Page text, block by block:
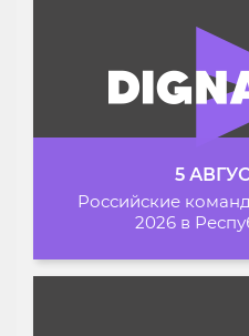
5
Российские
2026 в